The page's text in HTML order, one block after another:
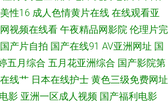
久伊人 91久久香蕉 日韩A片精品 成人AV免费
爽片 美女逼91 91视频完整版 一区二区伦理剧
合网 午夜在线视频 黑丝美眉呻吟给力 91国产小
电影 视频福利91三级国产 女同扣逼 成人福利
性16 成人色情黄片在线 在线观看亚
视频在线看 午夜精品网影院 伦理片完
国产片自拍 国产在线91 AV亚洲网址 国
五月综合 五月花亚洲综合 国产影院第
线艹 日本在线护士 黄色三级免费网址
影 亚洲一区成人视频 国产福利电影